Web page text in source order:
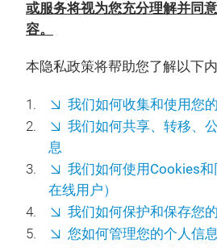
或服务将视为您充分理解并同
容。
本隐私政策将帮助您了解以下内
我们如何收集和使用您
我们如何共享、转移、
息
我们如何使用Cookies
在线用户）
我们如何保护和保存您
您如何管理您的个人信息